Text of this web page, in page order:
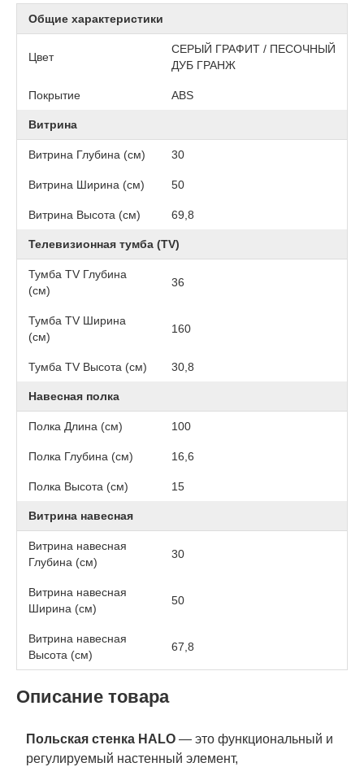
Общие характеристики
Цвет
СЕРЫЙ ГРАФИТ / ПЕСОЧНЫЙ
ДУБ ГРАНЖ
Покрытие АВS
Витрина
Витрина Глубина (см) 30
Витрина Ширина (см) 50
Витрина Высота (см) 69,8
Телевизионная тумба (TV)
Тумба TV Глубина
(см)
36
Тумба TV Ширина
(см)
160
Тумба TV Высота (см) 30,8
Навесная полка
Полка Длина (см) 100
Полка Глубина (см) 16,6
Полка Высота (см) 15
Витрина навесная
Витрина навесная
Глубина (см)
30
Витрина навесная
Ширина (см)
50
Витрина навесная
Высота (см)
67,8
Описание товара
Польская стенка HALO — это функциональный и
регулируемый настенный элемент,